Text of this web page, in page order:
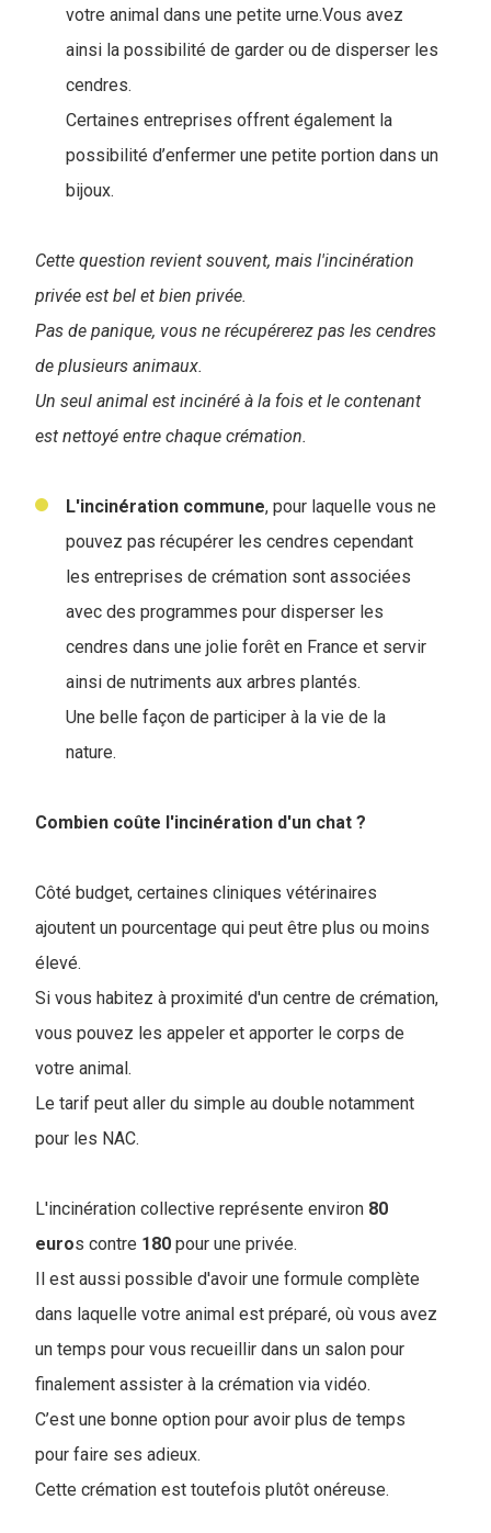
votre animal dans une petite urne.Vous avez
ainsi la possibilité de garder ou de disperser les
cendres.
Certaines entreprises offrent également la
possibilité d’enfermer une petite portion dans un
bijoux.
Cette question revient souvent, mais l'incinération
privée est bel et bien privée.
Pas de panique, vous ne récupérerez pas les cendres
de plusieurs animaux.
Un seul animal est incinéré à la fois et le contenant
est nettoyé entre chaque crémation.
L'incinération commune, pour laquelle vous ne
pouvez pas récupérer les cendres cependant
les entreprises de crémation sont associées
avec des programmes pour disperser les
cendres dans une jolie forêt en France et servir
ainsi de nutriments aux arbres plantés.
Une belle façon de participer à la vie de la
nature.
Combien coûte l'incinération d'un chat ?
Côté budget, certaines cliniques vétérinaires
ajoutent un pourcentage qui peut être plus ou moins
élevé.
Si vous habitez à proximité d'un centre de crémation,
vous pouvez les appeler et apporter le corps de
votre animal.
Le tarif peut aller du simple au double notamment
pour les NAC.
L'incinération collective représente environ 80
euros contre 180 pour une privée.
Il est aussi possible d'avoir une formule complète
dans laquelle votre animal est préparé, où vous avez
un temps pour vous recueillir dans un salon pour
finalement assister à la crémation via vidéo.
C’est une bonne option pour avoir plus de temps
pour faire ses adieux.
Cette crémation est toutefois plutôt onéreuse.